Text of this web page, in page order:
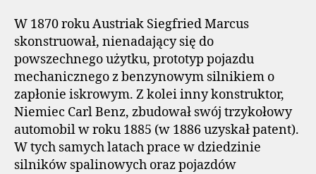
W 1870 roku Austriak Siegfried Marcus
skonstruował, nienadający się do
powszechnego użytku, prototyp pojazdu
mechanicznego z benzynowym silnikiem o
zapłonie iskrowym. Z kolei inny konstruktor,
Niemiec Carl Benz, zbudował swój trzykołowy
automobil w roku 1885 (w 1886 uzyskał patent).
W tych samych latach prace w dziedzinie
silników spalinowych oraz pojazdów